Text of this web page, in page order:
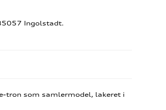
Ingolstadt.
tron som samlermodel, lakeret i